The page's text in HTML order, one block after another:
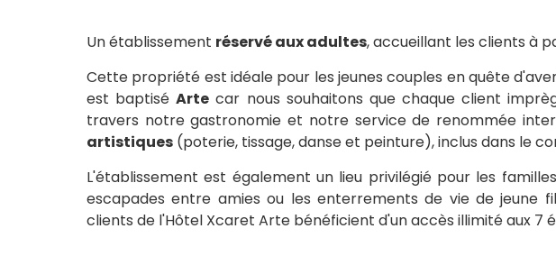
Un établissement réservé aux adultes, accueillant les clients à
Cette propriété est idéale pour les jeunes couples en quête
est baptiséArte car nous souhaitons que chaque client
travers notre gastronomie et notre service de renommée
artistiques (poterie, tissage, danse et peinture), inclus dans le
L'établissement est également un lieu privilégié pour les
escapades entre amies ou les enterrements de vie de jeune
clients de l'Hôtel Xcaret Arte bénéficient d'un accès illimité aux 7